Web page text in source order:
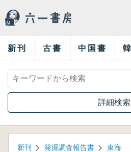
新刊 古書 中国書
詳細検索
新刊 発掘調査報告書 東海